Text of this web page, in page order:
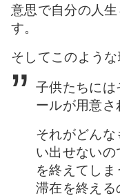
意思で自分の人
す。
そしてこのような
子供たちには
ールが用意さ
それがどんな
い出せない
を終えてし
滞在を終える